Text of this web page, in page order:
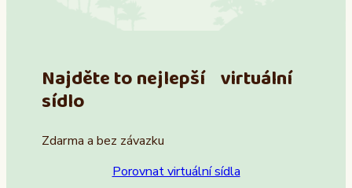
Najděte to nejlepší virtuální
sídlo
Zdarma a bez závazku
Porovnat virtuální sídla